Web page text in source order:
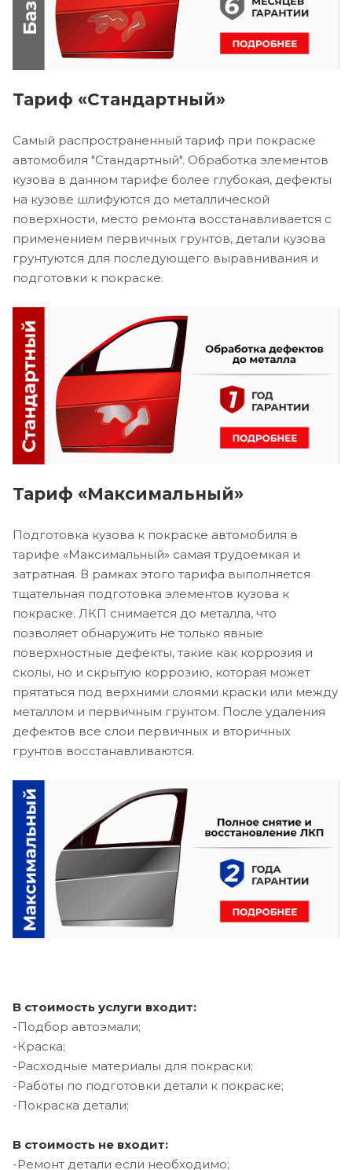
Тариф «Стандартный»
Самый распространенный тариф при покраске
автомобиля "Стандартный". Обработка элементов
кузова в данном тарифе более глубокая, дефекты
на кузове шлифуются до металлической
поверхности, место ремонта восстанавливается с
применением первичных грунтов, детали кузова
грунтуются для последующего выравнивания и
подготовки к покраске.
Тариф «Максимальный»
Подготовка кузова к покраске автомобиля в
тарифе «Максимальный» самая трудоемкая и
затратная. В рамках этого тарифа выполняется
тщательная подготовка элементов кузова к
покраске. ЛКП снимается до металла, что
позволяет обнаружить не только явные
поверхностные дефекты, такие как коррозия и
сколы, но и скрытую коррозию, которая может
прятаться под верхними слоями краски или между
металлом и первичным грунтом. После удаления
дефектов все слои первичных и вторичных
грунтов восстанавливаются.
В стоимость услуги входит:
-Подбор автоэмали;
-Краска;
-Расходные материалы для покраски;
-Работы по подготовки детали к покраске;
-Покраска детали;
В стоимость не входит:
-Ремонт детали если необходимо;